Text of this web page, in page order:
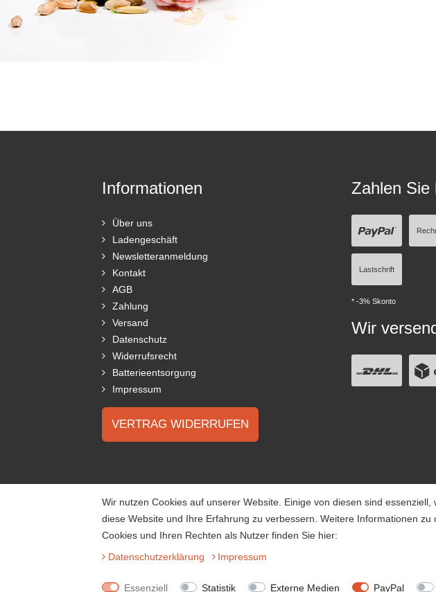
Informationen
Über uns
Ladengeschäft
Newsletteranmeldung
Kontakt
AGB
Zahlung
Versand
Datenschutz
Widerrufsrecht
Batterieentsorgung
Impressum
VERTRAG WIDERRUFEN
Zahlen Sie
Lastschrift
* -3% Skonto
Wir
Wir nutzen Cookies auf unserer Website. Einige von diesen sind essenziell,
diese Website und Ihre Erfahrung zu verbessern. Weitere Informationen zu
Cookies und Ihren Rechten als Nutzer finden Sie hier:
Daten­schutz­erklärung
Impressum
Essenziell Statistik Externe Medien PayPal